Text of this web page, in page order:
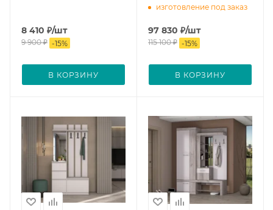
8 410 ₽/шт
9 900₽ -15%
В КОРЗИНУ
изготовление под заказ
97 830 ₽/шт
115 100₽ -15%
В КОРЗИНУ